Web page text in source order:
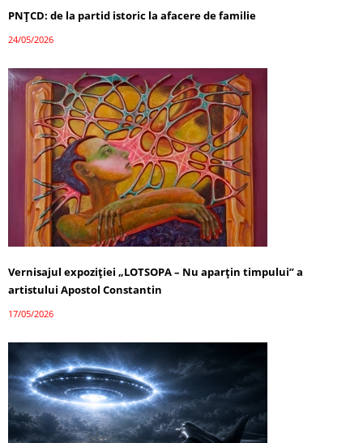
PNȚCD: de la partid istoric la afacere de familie
24/05/2026
Vernisajul expoziției „LOTSOPA – Nu aparțin timpului” a
artistului Apostol Constantin
17/05/2026